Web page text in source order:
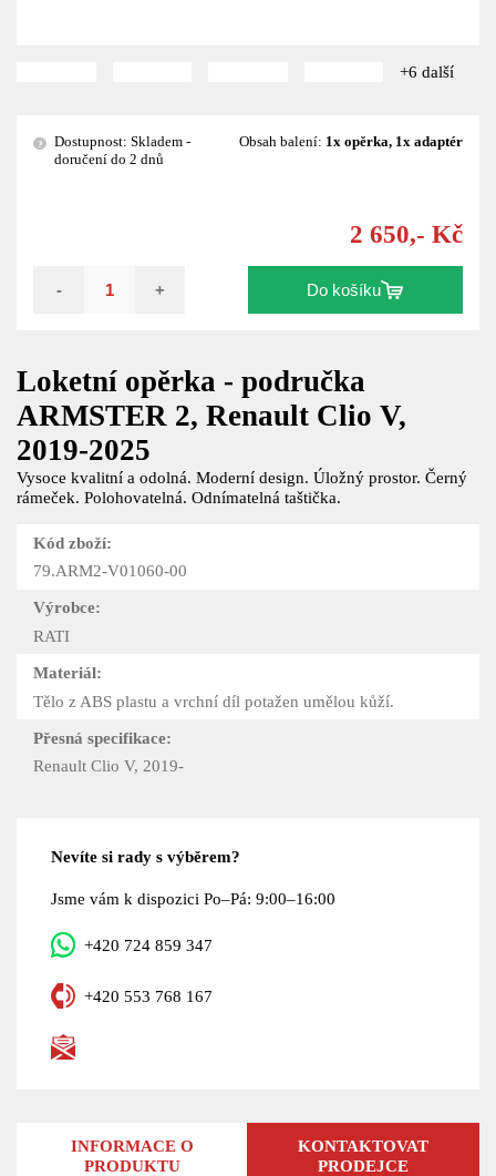
+6 další
Loketní opěrka - područka
ARMSTER 2, Renault Clio V,
2019-2025
Vysoce kvalitní a odolná. Moderní design. Úložný prostor. Černý
rámeček. Polohovatelná. Odnímatelná taštička.
Kód zboží:
79.ARM2-V01060-00
Výrobce:
RATI
Materiál:
Tělo z ABS plastu a vrchní díl potažen umělou kůží.
Přesná specifikace:
Renault Clio V, 2019-
?
Dostupnost: Skladem -
doručení do 2 dnů
Obsah balení: 1x opěrka, 1x adaptér
2 650,- Kč
- + Do košíku
Nevíte si rady s výběrem?
Jsme vám k dispozici Po–Pá: 9:00–16:00
+420 724 859 347
+420 553 768 167
INFORMACE O
PRODUKTU
KONTAKTOVAT
PRODEJCE